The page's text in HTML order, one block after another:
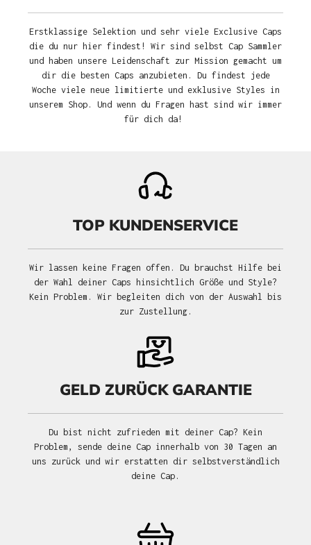
Erstklassige Selektion und sehr viele Exclusive Caps
die du nur hier findest! Wir sind selbst Cap Sammler
und haben unsere Leidenschaft zur Mission gemacht um
dir die besten Caps anzubieten. Du findest jede
Woche viele neue limitierte und exklusive Styles in
unserem Shop. Und wenn du Fragen hast sind wir immer
für dich da!
TOP KUNDENSERVICE
Wir lassen keine Fragen offen. Du brauchst Hilfe bei
der Wahl deiner Caps hinsichtlich Größe und Style?
Kein Problem. Wir begleiten dich von der Auswahl bis
zur Zustellung.
GELD ZURÜCK GARANTIE
Du bist nicht zufrieden mit deiner Cap? Kein
Problem, sende deine Cap innerhalb von 30 Tagen an
uns zurück und wir erstatten dir selbstverständlich
deine Cap.